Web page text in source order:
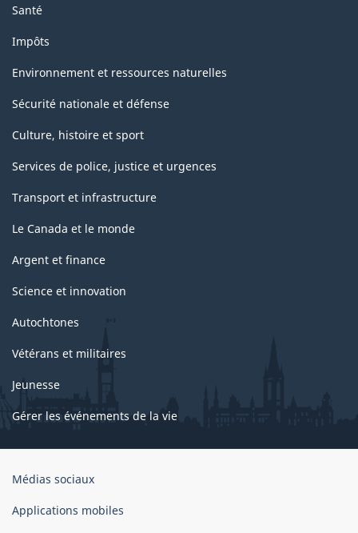
Santé
Impôts
Environnement et ressources naturelles
Sécurité nationale et défense
Culture, histoire et sport
Services de police, justice et urgences
Transport et infrastructure
Le Canada et le monde
Argent et finance
Science et innovation
Autochtones
Vétérans et militaires
Jeunesse
Gérer les événements de la vie
Organisation
gouvernement
Médias sociaux
Applications mobiles